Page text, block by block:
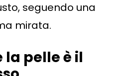
seguendo una
mirata.
la pelle è il